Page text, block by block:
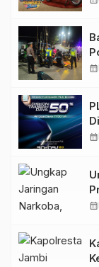
calendar_month
calendar_month
calendar_month